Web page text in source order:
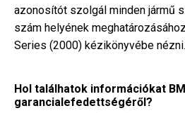
azonosítót szolgál minden jármű
szám helyének
Series (2000) kézikönyvébe nézni.
Hol találhatok információkat
garancialefedettségéről?